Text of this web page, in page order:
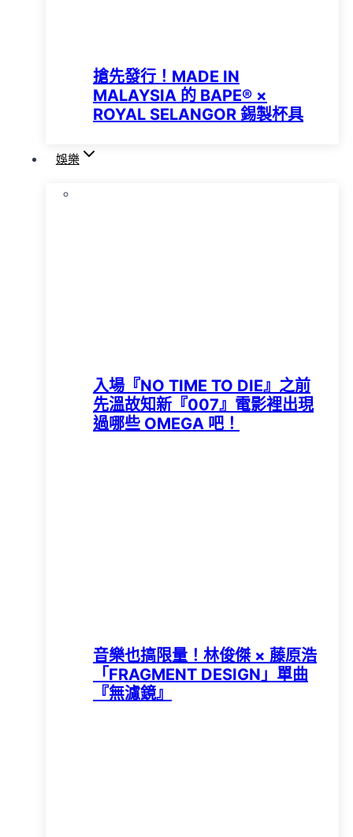
搶先發行！MADE IN
MALAYSIA 的 BAPE® ×
ROYAL SELANGOR 錫製杯具
娛樂
入場『NO TIME TO DIE』之前
先溫故知新『007』電影裡出現
過哪些 OMEGA 吧！
音樂也搞限量！林俊傑 × 藤原浩
「FRAGMENT DESIGN」單曲
『無濾鏡』